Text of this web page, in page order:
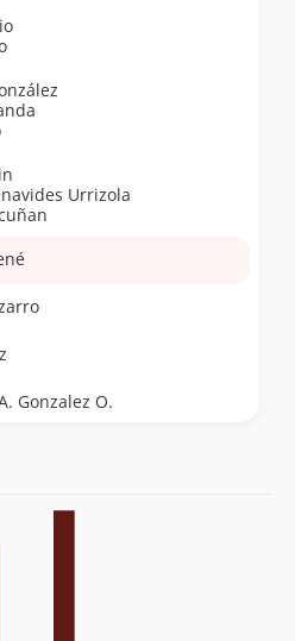
Urrizola
Pizarro
Gonzalez O.